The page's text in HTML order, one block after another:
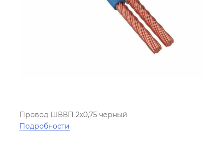
Провод ШВВП 2х0,75 черный
Подробности